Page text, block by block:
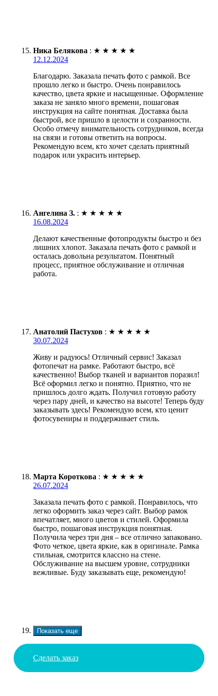
Ника Белякова : ★ ★ ★ ★ ★
12.12.2024
Благодарю. Заказала печать фото с рамкой. Все
прошло легко и быстро. Очень понравилось
качество, цвета яркие и насыщенные. Оформление
заказа не заняло много времени, пошаговая
инструкция на сайте понятная. Доставка была
быстрой, все пришло в целости и сохранности.
Особо отмечу внимательность сотрудников, всегда
на связи и готовы ответить на вопросы.
Рекомендую всем, кто хочет сделать приятный
подарок или украсить интерьер.
Ангелина З. : ★ ★ ★ ★ ★
16.08.2024
Делают качественные фотопродукты быстро и без
лишних хлопот. Заказала печать фото с рамкой и
осталась довольна результатом. Понятный
процесс, приятное обслуживание и отличная
работа.
Анатолий Пастухов : ★ ★ ★ ★ ★
30.07.2024
Живу и радуюсь! Отличный сервис! Заказал
фотопечат на рамке. Работают быстро, всё
качественно! Выбор тканей и вариантов поразил!
Всё оформил легко и понятно. Приятно, что не
пришлось долго ждать. Получил готовую работу
через пару дней, и качество на высоте! Теперь буду
заказывать здесь! Рекомендую всем, кто ценит
фотосувениры и поддерживает стиль.
Марта Короткова : ★ ★ ★ ★ ★
26.07.2024
Заказала печать фото с рамкой. Понравилось, что
легко оформить заказ через сайт. Выбор рамок
впечатляет, много цветов и стилей. Оформила
быстро, пошаговая инструкция понятная.
Получила через три дня – все отлично запаковано.
Фото четкое, цвета яркие, как в оригинале. Рамка
стильная, смотрится классно на стене.
Обслуживание на высшем уровне, сотрудники
вежливые. Буду заказывать еще, рекомендую!
Показать еще
Сделать заказ